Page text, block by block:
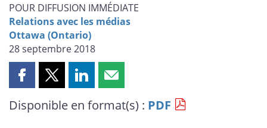
POUR DIFFUSION IMMÉDIATE
Relations avec les médias
Ottawa (Ontario)
28 septembre 2018
Partager
page
Partager
page
Partager
page
Partager
page
Disponible en format(s) : PDF